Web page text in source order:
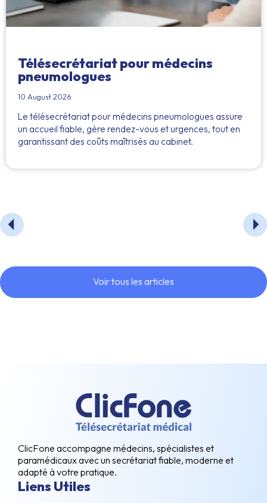
Télésecrétariat pour médecins
pneumologues
10 August 2026
Le télésecrétariat pour médecins pneumologues assure
un accueil fiable, gère rendez-vous et urgences, tout en
garantissant des coûts maîtrisés au cabinet.
Voir tous les articles
ClicFone accompagne médecins, spécialistes et
paramédicaux avec un secrétariat fiable, moderne et
adapté à votre pratique.
Liens Utiles